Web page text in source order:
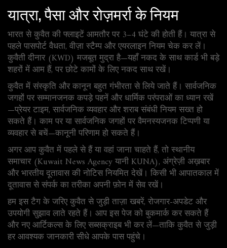
यात्रा, पैसा और रोज़मर्रा के नियम
भारत से कुवैत की फ्लाइटें आमतौर पर 3–4 घंटे की होती हैं। यात्रा से
पहले पासपोर्ट वैधता, वीज़ा स्टैम्प और एयरलाइन नियम चेक कर लें।
कुवैती दीनार (KWD) मजबूत मुद्रा है—यहाँ नकद के साथ कार्ड भी बड़े
शहरों में आम हैं, पर छोटे कामों के लिए नकद साथ रखें।
कुवैत में संस्कृति और कानून बहुत गंभीरता से लिये जाते हैं। सार्वजनिक
जगहों पर सम्मानजनक कपड़े पहनें और धार्मिक परंपराओं का ध्यान रखें
—प्रेयर टाइम, सार्वजनिक व्यवहार और शराब संबंधी नियम सख्त हो
सकते हैं। काम पर या सार्वजनिक जगहों पर वैमनस्यजनक टिप्पणी या
व्यवहार से बचें—कानूनी परिणाम हो सकते हैं।
अगर आप कुवैत में पहले से हैं या वहां जाना चाहते हैं, तो स्थानीय
समाचार (Kuwait News Agency यानी KUNA), अंग्रेज़ी अख़बार
और भारतीय दूतावास की नोटिस नियमित देखें। किसी भी आपातकाल में
दूतावास से संपर्क का तरीका अपनी फ़ोन में सेव रखें।
हम इस टैग के जरिए कुवैत से जुड़ी ताज़ा खबरें, रोजगार-अपडेट और
उपयोगी सुझाव लाते रहते हैं। आप इस पेज को बुकमार्क कर सकते हैं
और नए आर्टिकल्स के लिए सब्सक्राइब भी कर लें—ताकि कुवैत से जुड़ी
हर आवश्यक जानकारी सीधे आपके पास पहुंचे।